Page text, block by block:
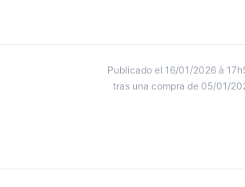
Publicado el 16/01/2026 à
tras una compra de 05/01/